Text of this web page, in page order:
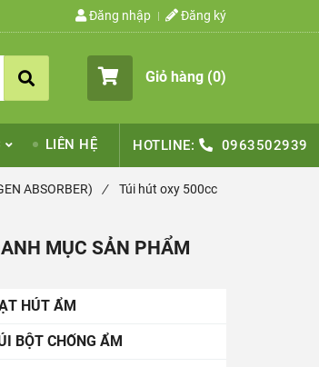
Đăng nhập Đăng ký
Giỏ hàng (0)
LIÊN HỆ HOTLINE: 0963502939
ABSORBER) / Túi hút oxy 500cc
MỤC SẢN PHẨM
HÚT ẨM
BỘT CHỐNG ẨM